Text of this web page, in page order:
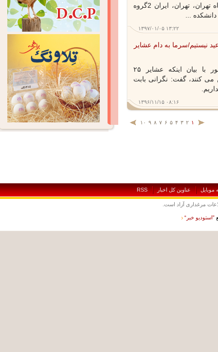
طیور، دانشکده دامپزشکی دانشگاه تهران، تهران، ایران 2گروه
...
۱۳۹۷/۰۱/۰۵ ۱۳:۲۲
سرما به دام عشایر
رئیس سازمان امور عشایر کشور با بیان اینکه عشایر ۲۵
کنند، گفت: نگرانی بابت
۱۳۹۶/۱۱/۱۵ ۰۸:۱۶
۱ ۲ ۳ ۴ ۵ ۶ ۷ ۸ ۹ ۱۰
عناوين کل اخبار RSS
مرغداری آزاد است.
خبر“